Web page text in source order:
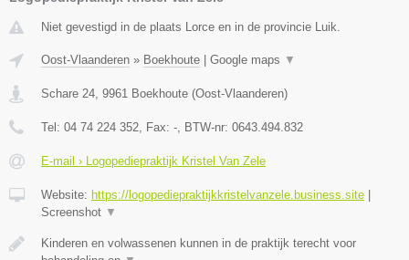
Niet gevestigd in de plaats Lorce en in de provincie Luik.
Oost-Vlaanderen » Boekhoute | Google maps ▼
Schare 24 9961 Boekhoute (Oost-Vlaanderen)
Tel: 04 74 224 352 , Fax: - , BTW-nr: 0643.494.832
E-mail › Logopediepraktijk Kristel Van Zele
Website: https://logopediepraktijkkristelvanzele.business.site |
Screenshot ▼
Kinderen en volwassenen kunnen in de praktijk terecht voor